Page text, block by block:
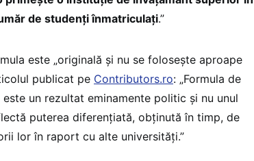
de studenți înmatriculați.”
este „originală și nu se folosește aproape
publicat pe Contributors.ro: „Formula de
un rezultat eminamente politic și nu unul
puterea diferențiată, obținută în timp, de
lor în raport cu alte universități.”